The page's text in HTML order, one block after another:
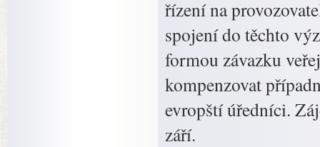
řízení na
spojení do těchto
formou závazku
kompenzovat
evropští úředníci.
září.